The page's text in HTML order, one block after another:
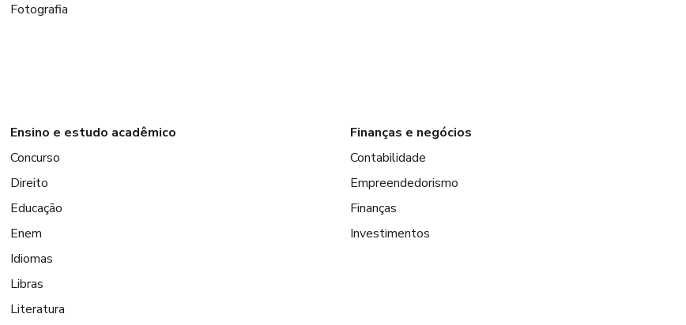
Fotografia
Ensino e estudo acadêmico
Concurso
Direito
Educação
Enem
Idiomas
Libras
Literatura
Finanças e negócios
Contabilidade
Empreendedorismo
Finanças
Investimentos